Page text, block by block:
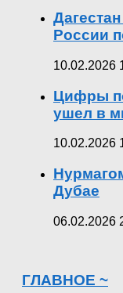
России
10.02.2026
Цифры
ушел в
10.02.2026
Дубае
06.02.2026
ГЛАВНОЕ ~